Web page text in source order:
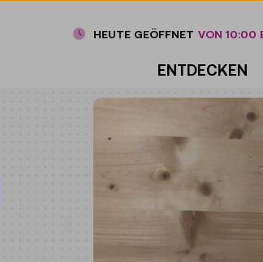
ENTDECKEN
HEUTE GEÖFFNET VON 10:00